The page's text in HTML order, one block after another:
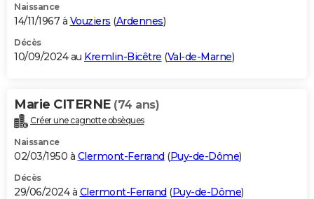
Naissance
14/11/1967 à Vouziers (Ardennes)
Décès
10/09/2024 au Kremlin-Bicêtre (Val-de-Marne)
Marie CITERNE (74 ans)
Créer une cagnotte obsèques
Naissance
02/03/1950 à Clermont-Ferrand (Puy-de-Dôme)
Décès
29/06/2024 à Clermont-Ferrand (Puy-de-Dôme)